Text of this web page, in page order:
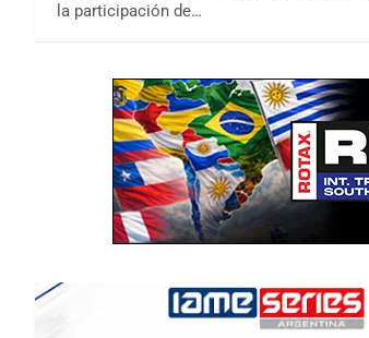
la participación de…